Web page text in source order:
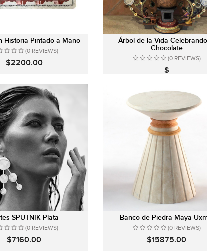
Historia Pintado a Mano
(0 REVIEWS)
$2200.00
Árbol de la Vida
Chocolate
(0 REVIEWS)
$
SPUTNIK Plata
(0 REVIEWS)
$7160.00
Banco de Piedra Maya
(0 REVIEWS)
$15875.00